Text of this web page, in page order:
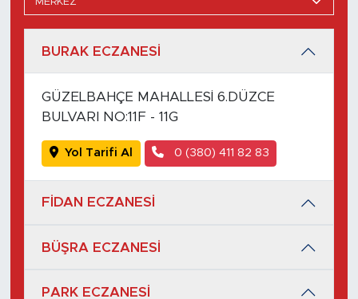
BURAK ECZANESİ
GÜZELBAHÇE MAHALLESİ 6.DÜZCE
BULVARI NO:11F - 11G
Yol Tarifi Al 0 (380) 411 82 83
FİDAN ECZANESİ
BÜŞRA ECZANESİ
PARK ECZANESİ